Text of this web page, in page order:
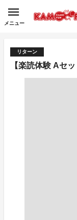
メニュー
リターン
【楽読体験 Aセ